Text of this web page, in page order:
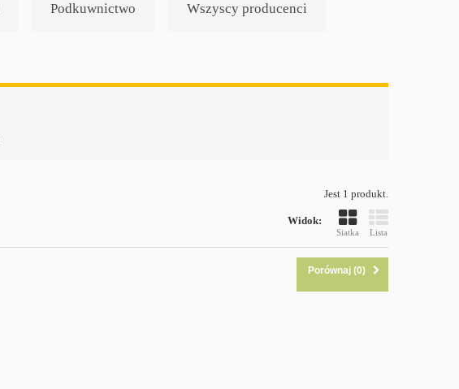
Podkuwnictwo Wszyscy producenci
Jest 1 produkt.
Widok:
Siatka Lista
Porównaj (0)